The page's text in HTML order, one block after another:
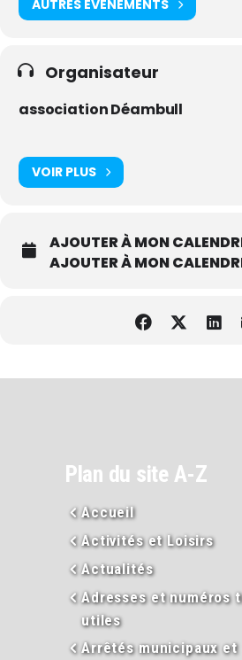
AUTRES ÉVÈNEMENTS
Organisateur
association Déambull
VOIR PLUS
AJOUTER À MON
AJOUTER À MON
Plan du site A-Z
Accueil
Activités et Loisirs
Actualités
Adresses et numéros
utiles
Arrêtés municipaux et